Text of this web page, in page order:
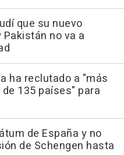
que su nuevo
no va a
ha reclutado a "más
135 países" para
de España y no
de Schengen hasta